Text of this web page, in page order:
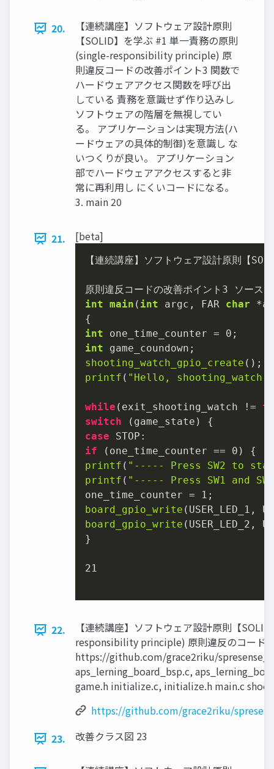
20.
【連続講座】ソフトウェア設計原則
【SOLID】を学ぶ #1 単一責務の原則
(single-responsibility principle) 原
則違反コードの改善ポイント3 関数で
ハードウェアアクセス関数を呼び出
している 責務を意識せず作り込みし
ソフトウェアの階層を無視してい
る。 アプリケーションは実現方法(ハ
ードウェアの具体的制御)を意識し な
いつくりが良い。 アプリケーション
部でハードウェアアクセスすると非
常に再利用し にくいコードになる。
3. main 20
21. [beta]
【連続講座】ソフトウェア設計原則【
原則違反コードの改善ポイント 3
int main ( int argc, FAR char
int one_time_counter = 0
int
shooting_watch_gpio_create
printf ( "Hello,
while (exit_shooting_watch !=
switch
case
if (one_time_counter == 0
printf ( "----- Press SW2 to
printf ( "----- Press SW1 and
one_time_counter =
1
board_gpio_write
board_gpio_write (USER_LED_2,
}
21
22.
【連続講座】ソフトウェア設計原則【
responsibility principle) 原則違反のコード
https://github.com/grace2riku/
aps_lerning_board_bsp.c,
game.h initialize.c, initialize.h main.c
https://github.com/grace2riku/
23.
改善クラス図 23